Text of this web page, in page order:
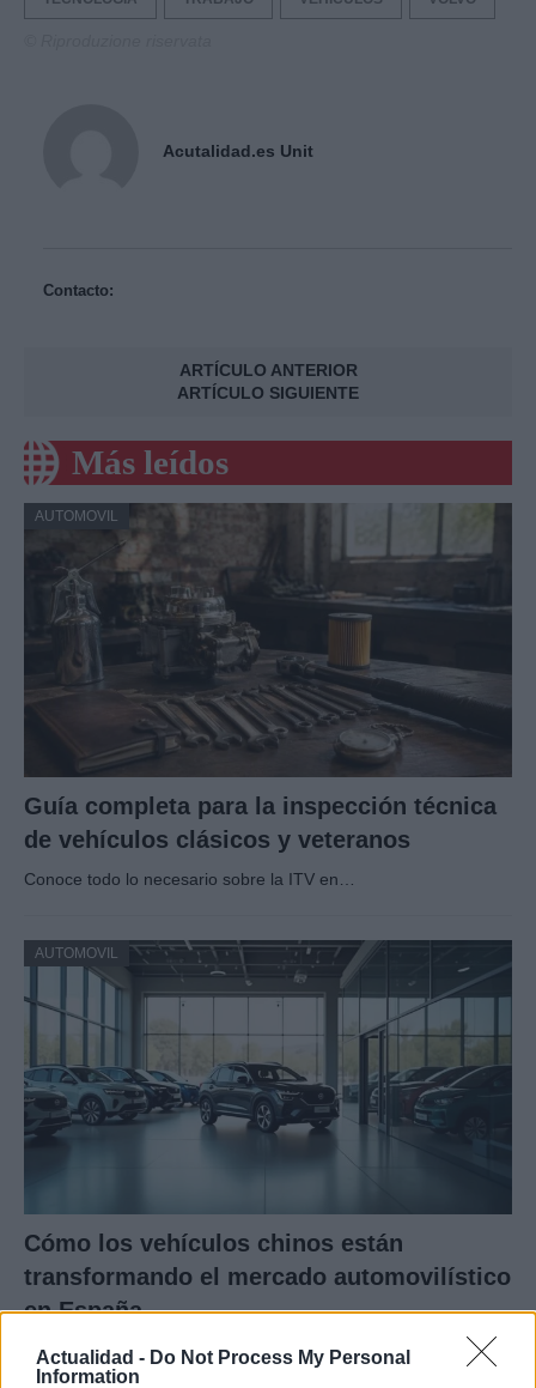
Actualidad - Do Not Process My Personal
Information
Acutalidad.es Unit
Contacto:
ARTÍCULO ANTERIOR
ARTÍCULO SIGUIENTE
Más leídos
AUTOMOVIL
Guía completa para la inspección técnica
de vehículos clásicos y veteranos
Conoce todo lo necesario sobre la ITV en…
AUTOMOVIL
Cómo los vehículos chinos están
transformando el mercado automovilístico
en España
Los coches chinos están dominando el mercado español…